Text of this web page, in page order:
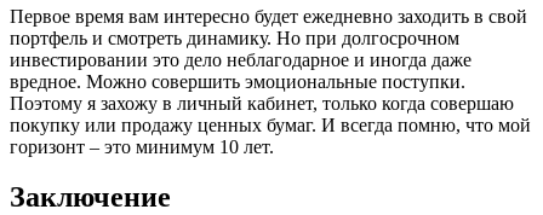
Первое время вам интересно будет ежедневно заходить в свой
портфель и смотреть динамику. Но при долгосрочном
инвестировании это дело неблагодарное и иногда даже
вредное. Можно совершить эмоциональные поступки.
Поэтому я захожу в личный кабинет, только когда совершаю
покупку или продажу ценных бумаг. И всегда помню, что мой
горизонт – это минимум 10 лет.
Заключение